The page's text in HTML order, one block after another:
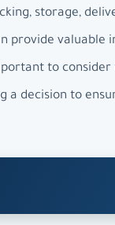
storage,
provide
to
a decision to